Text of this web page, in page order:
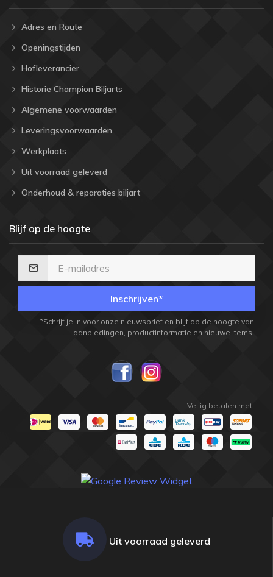
Adres en Route
Openingstijden
Hofleverancier
Historie Champion Biljarts
Algemene voorwaarden
Leveringsvoorwaarden
Werkplaats
Uit voorraad geleverd
Onderhoud & reparaties biljart
Blijf op de hoogte
Inschrijven*
*Schrijf je in voor onze nieuwsbrief en blijf op de hoogte van
aanbiedingen, productinformatie en nieuwe items.
Veilig betalen met:
Uit voorraad geleverd